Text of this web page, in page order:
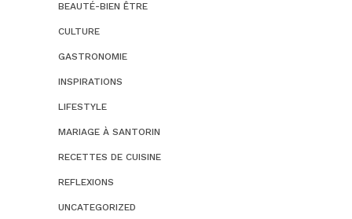
BEAUTÉ-BIEN ÊTRE
CULTURE
GASTRONOMIE
INSPIRATIONS
LIFESTYLE
MARIAGE À SANTORIN
RECETTES DE CUISINE
REFLEXIONS
UNCATEGORIZED